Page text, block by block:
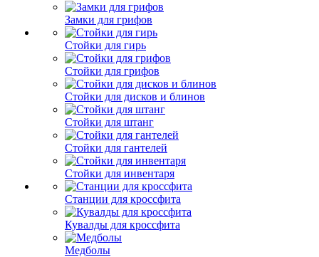
Замки для грифов
Стойки для гирь
Стойки для грифов
Стойки для дисков и блинов
Стойки для штанг
Стойки для гантелей
Стойки для инвентаря
Станции для кроссфита
Кувалды для кроссфита
Медболы